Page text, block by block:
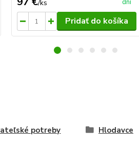
/ks
dní
Pridať do košíka
potreby Hlodavce